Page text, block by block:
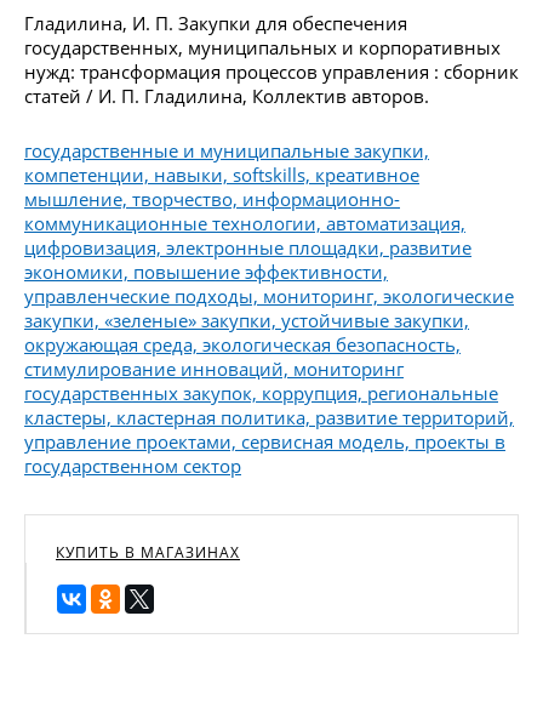
Гладилина, И. П. Закупки для обеспечения
государственных, муниципальных и корпоративных
нужд: трансформация процессов управления : сборник
статей / И. П. Гладилина, Коллектив авторов.
государственные и муниципальные закупки,
компетенции, навыки, softskills, креативное
мышление, творчество, информационно-
коммуникационные технологии, автоматизация,
цифровизация, электронные площадки, развитие
экономики, повышение эффективности,
управленческие подходы, мониторинг, экологические
закупки, «зеленые» закупки, устойчивые закупки,
окружающая среда, экологическая безопасность,
стимулирование инноваций, мониторинг
государственных закупок, коррупция, региональные
кластеры, кластерная политика, развитие территорий,
управление проектами, сервисная модель, проекты в
государственном сектор
КУПИТЬ В МАГАЗИНАХ